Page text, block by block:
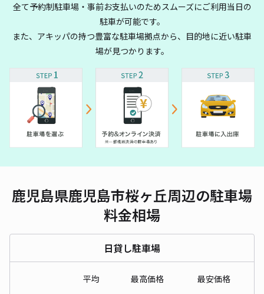
全て予約制駐車場・事前お支払いのためスムーズにご利用当日の
駐車が可能です。
また、アキッパの持つ豊富な駐車場拠点から、目的地に近い駐車
場が見つかります。
鹿児島県鹿児島市桜ヶ丘周辺の駐車場
料金相場
日貸し駐車場
平均 最高価格 最安価格